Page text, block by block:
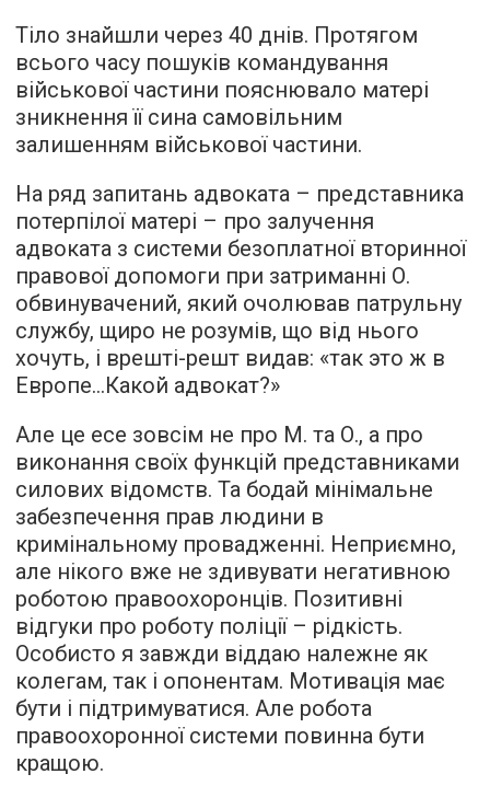
Тіло знайшли через 40 днів. Протягом
всього часу пошуків командування
військової частини пояснювало матері
зникнення її сина самовільним
залишенням військової частини.
На ряд запитань адвоката – представника
потерпілої матері – про залучення
адвоката з системи безоплатної вторинної
правової допомоги при затриманні О.
обвинувачений, який очолював патрульну
службу, щиро не розумів, що від нього
хочуть, і врешті-решт видав: «так это ж в
Европе…Какой адвокат?»
Але це есе зовсім не про М. та О., а про
виконання своїх функцій представниками
силових відомств. Та бодай мінімальне
забезпечення прав людини в
кримінальному провадженні. Неприємно,
але нікого вже не здивувати негативною
роботою правоохоронців. Позитивні
відгуки про роботу поліції – рідкість.
Особисто я завжди віддаю належне як
колегам, так і опонентам. Мотивація має
бути і підтримуватися. Але робота
правоохоронної системи повинна бути
кращою.